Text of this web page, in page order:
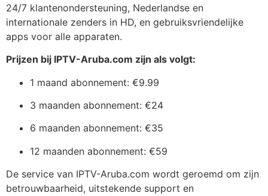
24/7 klantenondersteuning, Nederlandse en
internationale zenders in HD, en gebruiksvriendelijke
apps voor alle apparaten.
Prijzen bij IPTV-Aruba.com zijn als volgt:
1 maand abonnement: €9.99
3 maanden abonnement: €24
6 maanden abonnement: €35
12 maanden abonnement: €59
De service van IPTV-Aruba.com wordt geroemd om zijn
betrouwbaarheid, uitstekende support en